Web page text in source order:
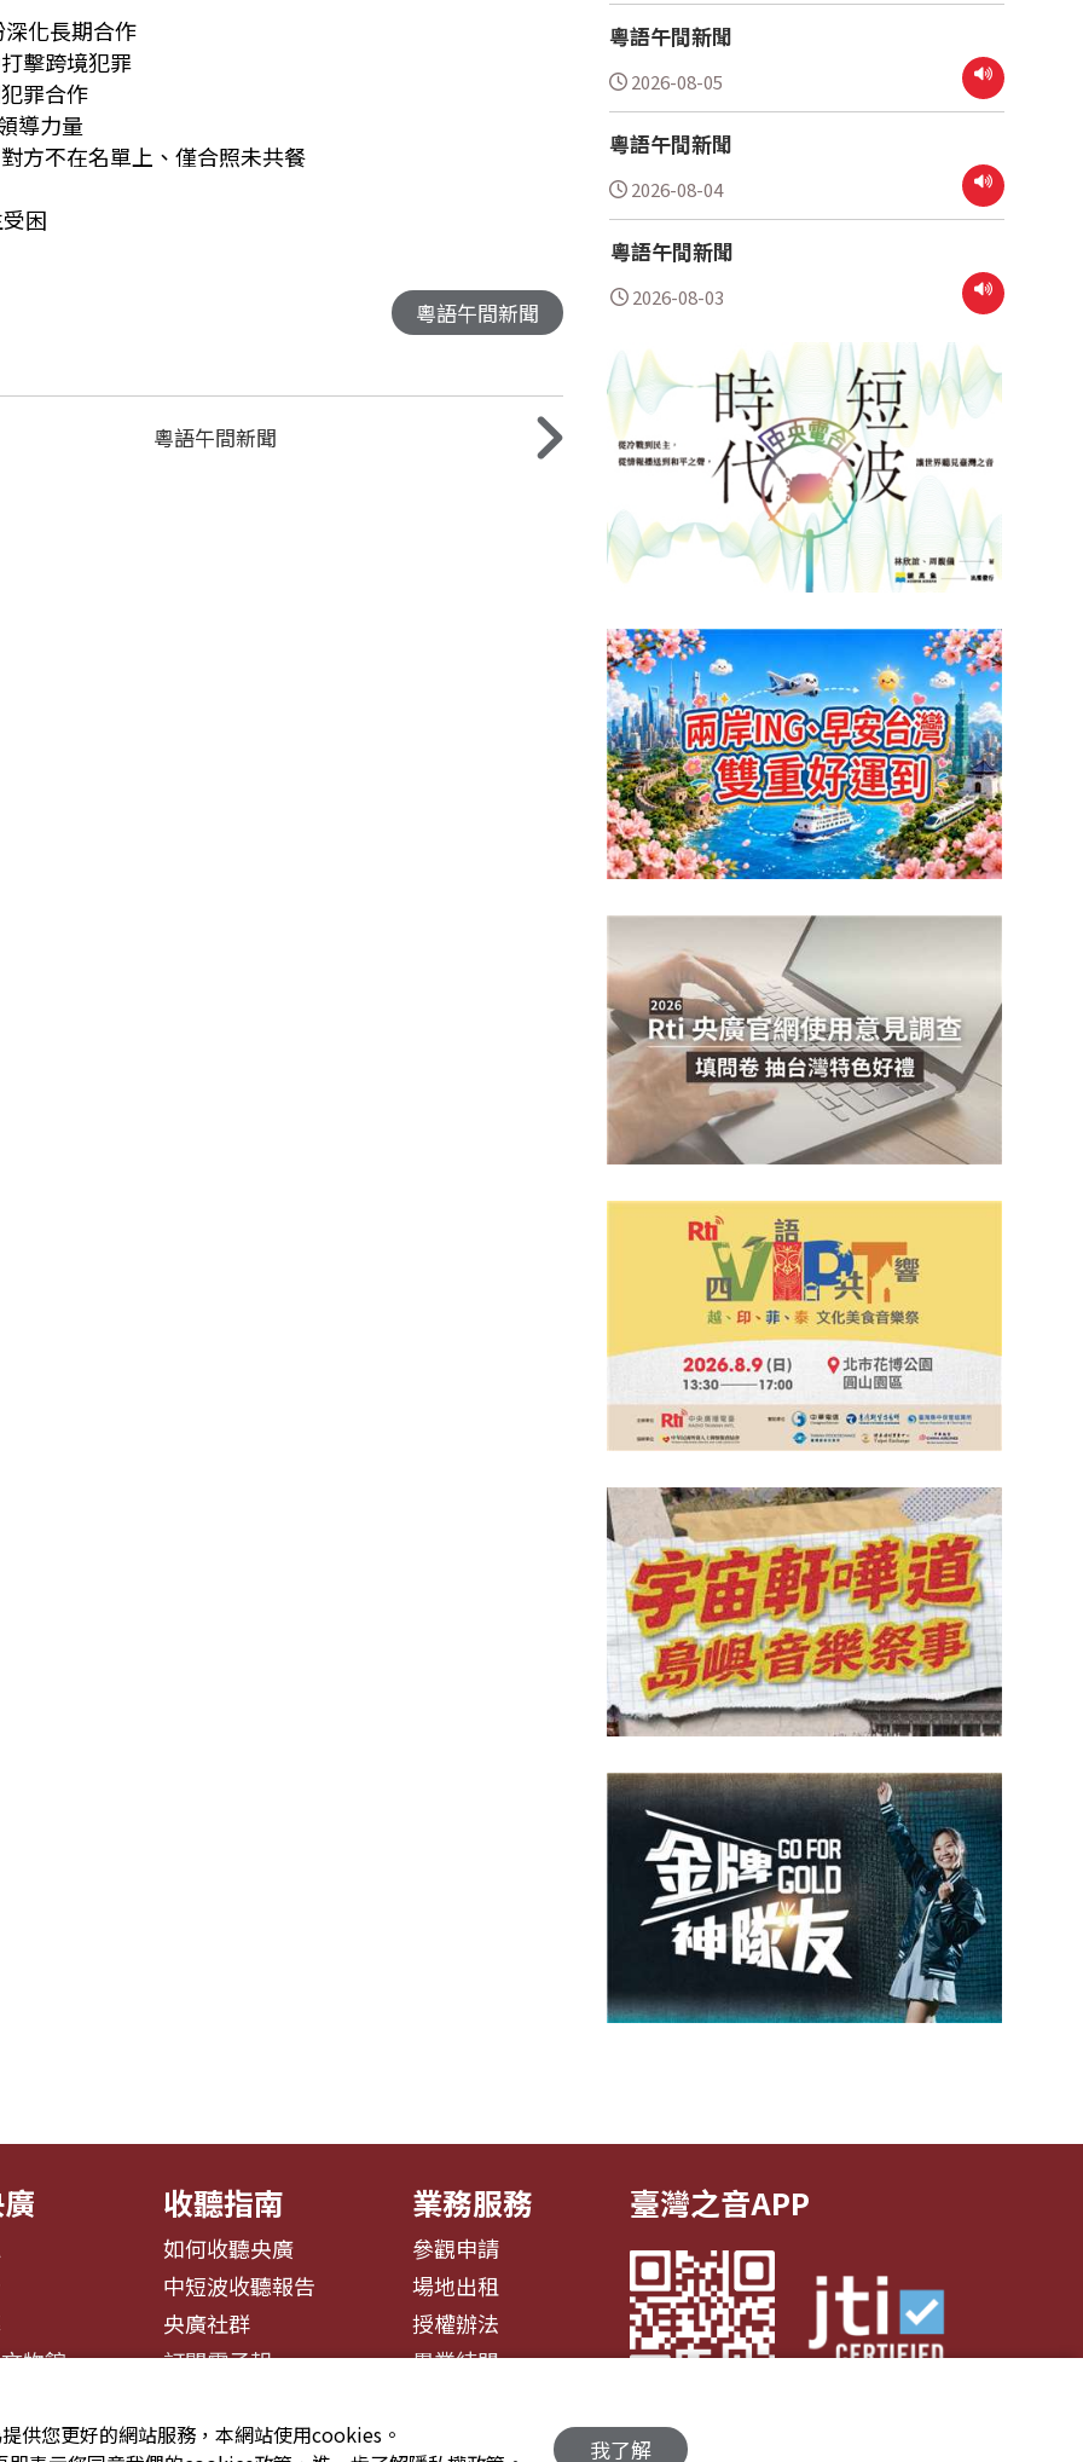
化長期合作
擊跨境犯罪
罪合作
導力量
方不在名單上、僅合照未共餐
受困
粵語午間新聞
粵語午間新聞
粵語午間新聞
2026-08-05
粵語午間新聞
2026-08-04
粵語午間新聞
2026-08-03
物館
收聽指南
如何收聽央廣
中短波收聽報告
央廣社群
訂閱電子報
業務服務
參觀申請
場地出租
授權辦法
異業結盟
臺灣之音APP
供您更好的網站服務，本網站使用cookies。
我了解